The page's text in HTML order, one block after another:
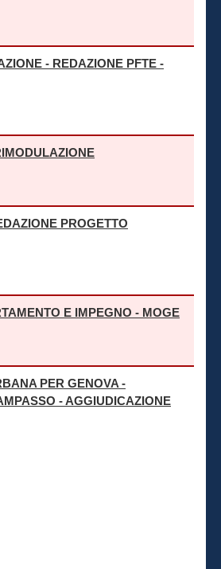
- REDAZIONE PFTE -
PROGETTO
E IMPEGNO - MOGE
PER GENOVA -
- AGGIUDICAZIONE